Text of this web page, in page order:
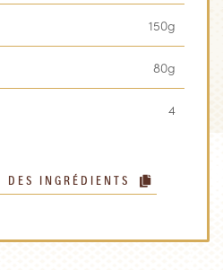
150g
80g
4
DES INGRÉDIENTS